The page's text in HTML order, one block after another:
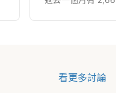
看更多討論